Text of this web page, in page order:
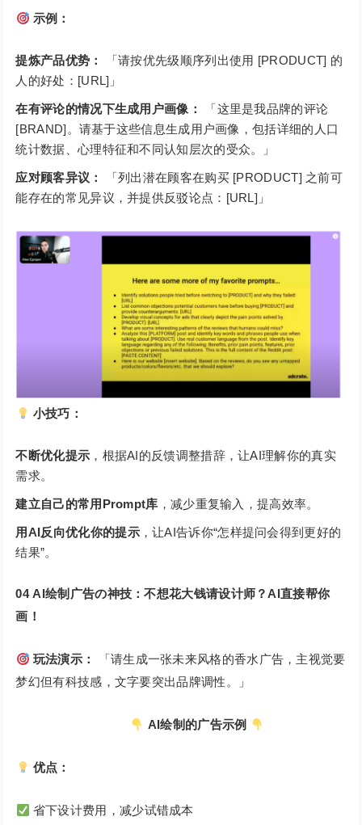
示例：
提炼产品优势：
「请按优先级顺序列出使用 [PRODUCT] 的
人的好处：[URL]」
在有评论的情况下生成用户画像：
「这里是我品牌的评论
[BRAND]。请基于这些信息生成用户画像，包括详细的人口
统计数据、心理特征和不同认知层次的受众。」
应对顾客异议：
「列出潜在顾客在购买 [PRODUCT] 之前可
能存在的常见异议，并提供反驳论点：[URL]」
小技巧：
不断优化提示 ，根据AI的反馈调整措辞，让AI理解你的真实
需求。
建立自己的常用Prompt库 ，减少重复输入，提高效率。
用AI反向优化你的提示，让AI告诉你“怎样提问会得到更好的
结果”。
04 AI绘制广告の神技：不想花大钱请设计师？AI直接帮你
画！
玩法演示：
「请生成一张未来风格的香水广告，主视觉要
梦幻但有科技感，文字要突出品牌调性。」
AI绘制的广告示例
优点：
省下设计费用，减少试错成本